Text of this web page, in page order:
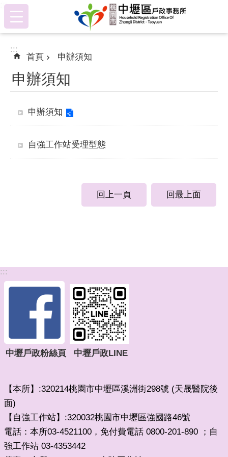
跳到主要內容區塊
:::
:::
首頁 申辦須知
申辦須知
申辦須知
自強工作站受理型態
回上一頁 回最上面
:::
中壢戶政粉絲頁 中壢戶政LINE
【本所】:320214桃園市中壢區溪洲街298號 (天晟醫院後
面)
【自強工作站】:320032桃園市中壢區強國路46號
電話：本所03-4521100，免付費電話 0800-201-890 ；自
強工作站 03-4353442